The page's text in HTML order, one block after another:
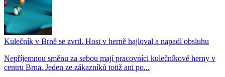
Kulečník v Brně se zvrtl. Host v herně hajloval a napadl obsluhu
Nepříjemnou směnu za sebou mají pracovníci kulečníkové herny v
centru Brna. Jeden ze zákazníků totiž ani po...